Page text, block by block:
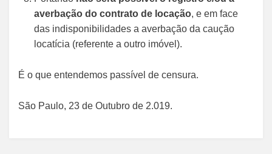
averbação do contrato de locação, e em face
das indisponibilidades a averbação da caução
locatícia (referente a outro imóvel).
É o que entendemos passível de censura.
São Paulo, 23 de Outubro de 2.019.